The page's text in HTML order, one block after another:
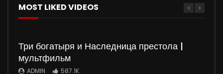
MOST LIKED VIDEOS
Три богатыря и Наследница престола |
мультфильм
ADMIN 587.1K